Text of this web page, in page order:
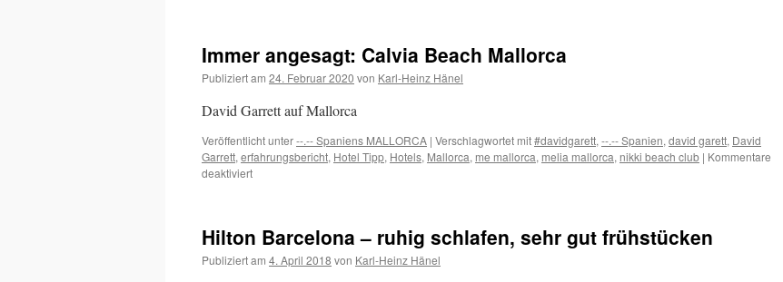
an
Immer angesagt: Calvia Beach Mallorca
Publiziert am 24. Februar 2020 von Karl-Heinz Hänel
David Garrett auf Mallorca
Veröffentlicht unter--.-- Spaniens MALLORCA | Verschlagwortet mit#davidgarett, --.-- Spanien, david garett, David
Garrett, erfahrungsbericht, Hotel Tipp, Hotels, Mallorca, me mallorca, melia mallorca, nikki beach club | Kommentare
deaktiviertfür
Beach
Mallorca
Hilton Barcelona – ruhig schlafen, sehr gut frühstücken
Publiziert am 4. April 2018 von Karl-Heinz Hänel